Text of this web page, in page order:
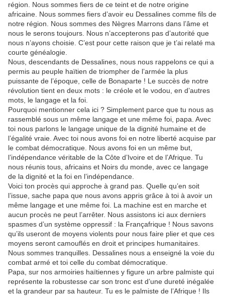
région. Nous sommes fiers de ce teint et de notre origine
africaine. Nous sommes fiers d’avoir eu Dessalines comme fils de
notre région. Nous sommes des Nègres Marrons dans l’âme et
nous le serons toujours. Nous n’accepterons pas d’autorité que
nous n’ayons choisie. C’est pour cette raison que je t’ai relaté ma
courte généalogie.
Nous, descendants de Dessalines, nous nous rappelons ce qui a
permis au peuple haïtien de triompher de l’armée la plus
puissante de l’époque, celle de Bonaparte ! Le succès de notre
révolution tient en deux mots : le créole et le vodou, en d’autres
mots, le langage et la foi.
Pourquoi mentionner cela ici ? Simplement parce que tu nous as
rassemblé sous un même langage et une même foi, papa. Avec
toi nous parlons le langage unique de la dignité humaine et de
l’égalité vraie. Avec toi nous avons foi en notre liberté acquise par
le combat démocratique. Nous avons foi en un même but,
l’indépendance véritable de la Côte d’Ivoire et de l’Afrique. Tu
nous réunis tous, africains et Noirs du monde, avec ce langage
de la dignité et la foi en l’indépendance.
Voici ton procès qui approche à grand pas. Quelle qu’en soit
l’issue, sache papa que nous avons appris grâce à toi à avoir un
même langage et une même foi. La machine est en marche et
aucun procès ne peut l’arrêter. Nous assistons ici aux derniers
spasmes d’un système oppressif : la Françafrique ! Nous savons
qu’ils useront de moyens violents pour nous faire plier et que ces
moyens seront camouflés en droit et principes humanitaires.
Nous sommes tranquilles. Dessalines nous a enseigné la voie du
combat armé et toi celle du combat démocratique.
Papa, sur nos armoiries haïtiennes y figure un arbre palmiste qui
représente la robustesse car son tronc est d’une dureté inégalée
et la grandeur par sa hauteur. Tu es le palmiste de l’Afrique ! Ils